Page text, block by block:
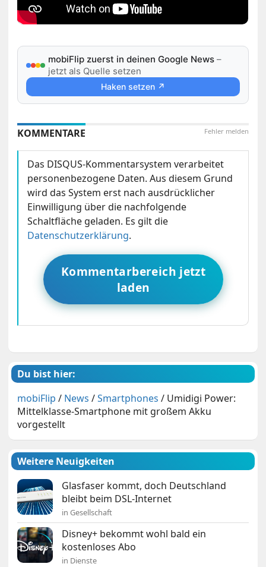
mobiFlip zuerst in deinen Google News –
jetzt als Quelle setzen
Haken setzen ↗
Fehler melden
KOMMENTARE
Das DISQUS-Kommentarsystem verarbeitet
personenbezogene Daten. Aus diesem Grund
wird das System erst nach ausdrücklicher
Einwilligung über die nachfolgende
Schaltfläche geladen. Es gilt die
Datenschutzerklärung.
Kommentarbereich jetzt
laden
Du bist hier:
mobiFlip / News /Smartphones / Umidigi Power:
Mittelklasse-Smartphone mit großem Akku
vorgestellt
Weitere Neuigkeiten
Glasfaser kommt, doch Deutschland
bleibt beim DSL-Internet
in Gesellschaft
Disney+ bekommt wohl bald ein
kostenloses Abo
in Dienste